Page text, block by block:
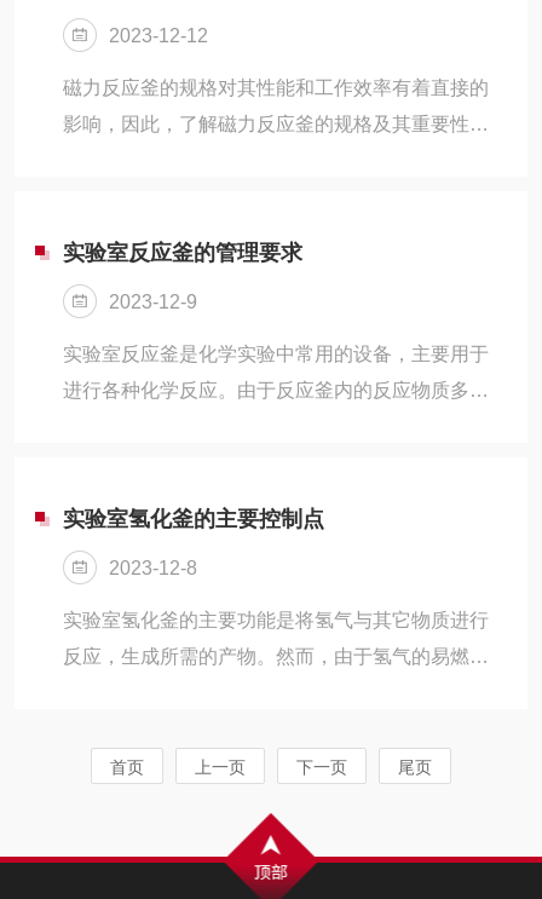
2023-12-12
磁力反应釜的规格对其性能和工作效率有着直接的
影响，因此，了解磁力反应釜的规格及其重要性是
和高效工作。同时，通过定期的设备维护和保养，
也可以延长设备的使用寿命，提高设备的稳定性和
安全性。
实验室反应釜的管理要求
2023-12-9
实验室反应釜是化学实验中常用的设备，主要用于
进行各种化学反应。由于反应釜内的反应物质多为
实验室氢化釜的主要控制点
2023-12-8
实验室氢化釜的主要功能是将氢气与其它物质进行
反应，生成所需的产物。然而，由于氢气的易燃易
首页 上一页 下一页 尾页